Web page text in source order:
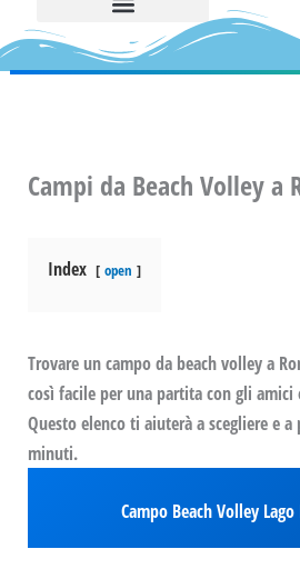
Campi da Beach Volley a
Index open
Trovare un campo da beach volley a
così facile per una partita con gli
Questo elenco ti aiuterà a scegliere e
minuti.
Campo Beach Volley